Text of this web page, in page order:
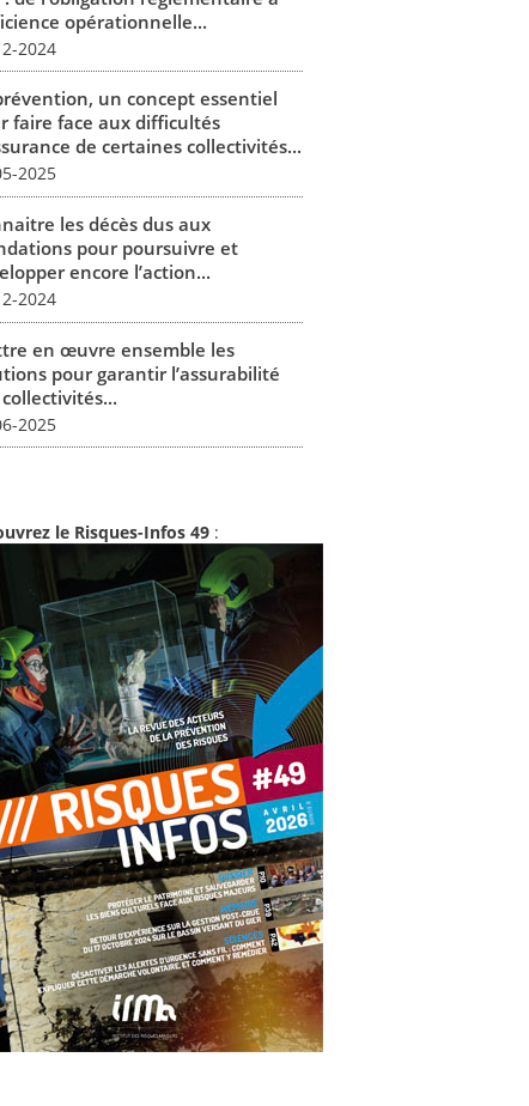
opérationnelle...
2024
un concept essentiel
faire face aux difficultés
de certaines collectivités...
2025
les décès dus aux
pour poursuivre et
encore l’action...
2024
en œuvre ensemble les
pour garantir l’assurabilité
2025
le Risques-Infos 49 :